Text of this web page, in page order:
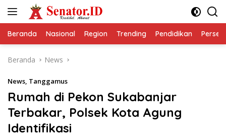
Beranda Nasional Region Trending Pendidikan
Beranda News
News, Tanggamus
Rumah di Pekon Sukabanjar
Terbakar, Polsek Kota Agung
Identifikasi